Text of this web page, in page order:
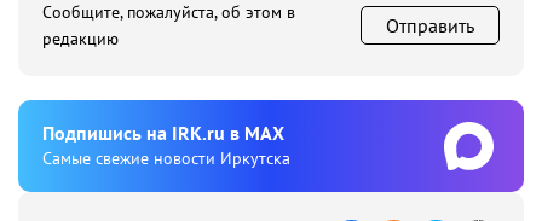
Сообщите, пожалуйста, об этом в
редакцию
Отправить
Подпишиcь на IRK.ru в MAX
Cамые свежие новости Иркутска